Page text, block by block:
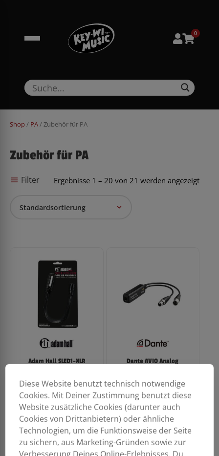
0
Shop/ PA/ Zubehör für PA
Zubehör für PA
Filter Ergebnisse 1 – 20 von 21 werden angezeigt
Standardsortierung
Adam Hall SLED1-XLR
4LEDs
19,80
€
Dante AVIO Analog
288,00€
Diese Website benutzt technisch notwendige
Cookies. Mit Deiner Zustimmung benutzt diese
Website zusätzliche Cookies (darunter auch
Cookies von Drittanbietern) oder ähnliche
Technologien, um die Funktionsweise der Seite
zu sichern, aus Marketing-Gründen sowie zur